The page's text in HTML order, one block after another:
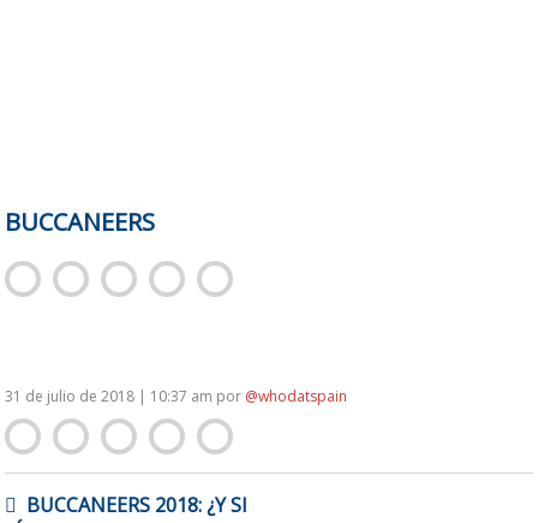
BUCCANEERS
31 de julio de 2018 | 10:37 am por @whodatspain
DEBUCCANEERS 2018: ¿Y SI